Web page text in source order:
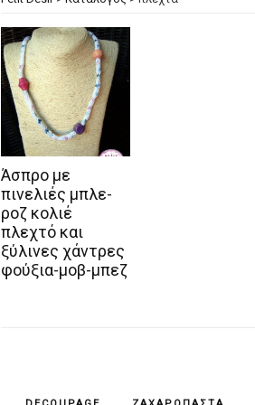
Άσπρο με
πινελιές μπλε-
ροζ κολιέ
πλεχτό και
ξύλινες χάντρες
φούξια-μοβ-μπεζ